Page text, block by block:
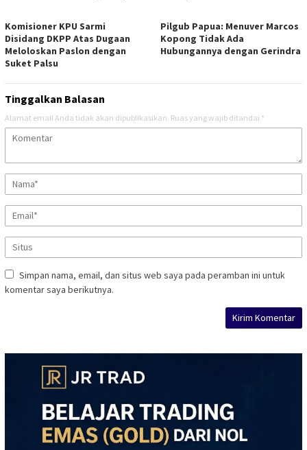
Komisioner KPU Sarmi
Disidang DKPP Atas Dugaan
Meloloskan Paslon dengan
Suket Palsu
Pilgub Papua: Menuver Marcos
Kopong Tidak Ada
Hubungannya dengan Gerindra
Tinggalkan Balasan
Alamat email Anda tidak akan dipublikasikan. Ruas yang wajib ditandai *
Simpan nama, email, dan situs web saya pada peramban ini untuk
komentar saya berikutnya.